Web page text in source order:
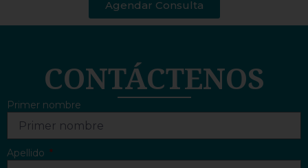
Agendar Consulta
CONTÁCTENOS
Primer nombre
Apellido